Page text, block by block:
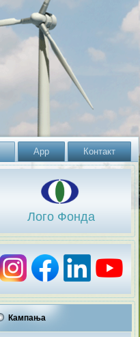
App Контакт
Лого Фонда
Кампања